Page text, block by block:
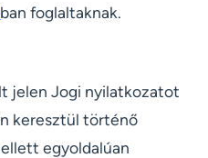
ban foglaltaknak.
jelen Jogi nyilatkozatot
keresztül történő
egyoldalúan